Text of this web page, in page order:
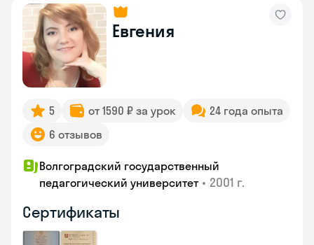
Евгения
5 от 1590 ₽ за урок
24 года опыта
6 отзывов
Волгоградский государственный
педагогический университет • 2001 г.
Сертификаты